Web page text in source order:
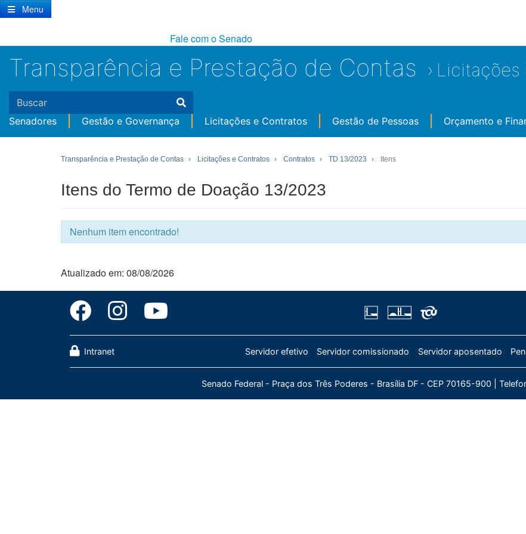
Ir
para
Menu
Fale com o Senado
Transparência e Prestação de Contas Licitações
Senadores Gestão e Governança Licitações e Contratos Gestão de Pessoas Orçamento e
Transparência e Prestação de Contas Licitações e Contratos Contratos TD 13/2023 Itens
Itens do Termo de Doação 13/2023
Nenhum item encontrado!
Atualizado em: 08/08/2026
Intranet Servidor efetivo Servidor comissionado Servidor aposentado
Senado Federal - Praça dos Três Poderes - Brasília DF - CEP 70165-900 |